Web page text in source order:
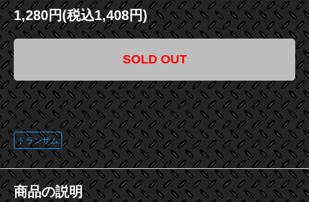
1,280円(税込1,408円)
SOLD OUT
この商品に登録されているタグ
トランザム
商品の説明